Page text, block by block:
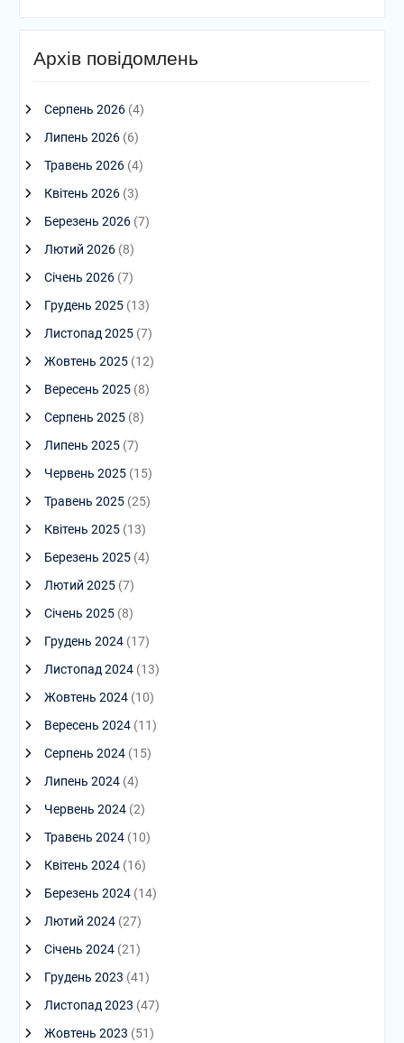
Архів повідомлень
Серпень 2026(4)
Липень 2026(6)
Травень 2026(4)
Квітень 2026(3)
Березень 2026(7)
Лютий 2026(8)
Січень 2026(7)
Грудень 2025(13)
Листопад 2025(7)
Жовтень 2025(12)
Вересень 2025(8)
Серпень 2025(8)
Липень 2025(7)
Червень 2025(15)
Травень 2025(25)
Квітень 2025(13)
Березень 2025(4)
Лютий 2025(7)
Січень 2025(8)
Грудень 2024(17)
Листопад 2024(13)
Жовтень 2024(10)
Вересень 2024(11)
Серпень 2024(15)
Липень 2024(4)
Червень 2024(2)
Травень 2024(10)
Квітень 2024(16)
Березень 2024(14)
Лютий 2024(27)
Січень 2024(21)
Грудень 2023 (41)
Листопад 2023 (47)
Жовтень 2023 (51)